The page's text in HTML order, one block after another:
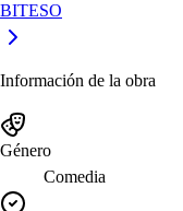
BITESO
Información de la obra
Género
Comedia